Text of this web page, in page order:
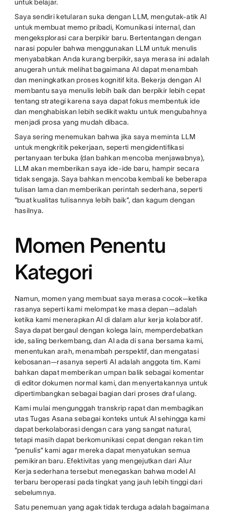
untuk belajar.
Saya sendiri ketularan suka dengan LLM, mengutak-atik AI
untuk membuat memo pribadi, Komunikasi internal, dan
mengeksplorasi cara berpikir baru. Bertentangan dengan
narasi populer bahwa menggunakan LLM untuk menulis
menyababkan Anda kurang berpikir, saya merasa ini adalah
anugerah untuk melihat bagaimana AI dapat menambah
dan meningkatkan proses kognitif kita. Bekerja dengan AI
membantu saya menulis lebih baik dan berpikir lebih cepat
tentang strategi karena saya dapat fokus membentuk ide
dan menghabiskan lebih sedikit waktu untuk mengubahnya
menjadi prosa yang mudah dibaca.
Saya sering menemukan bahwa jika saya meminta LLM
untuk mengkritik pekerjaan, seperti mengidentifikasi
pertanyaan terbuka (dan bahkan mencoba menjawabnya),
LLM akan memberikan saya ide-ide baru, hampir secara
tidak sengaja. Saya bahkan mencoba kembali ke beberapa
tulisan lama dan memberikan perintah sederhana, seperti
“buat kualitas tulisannya lebih baik”, dan kagum dengan
hasilnya.
Momen Penentu
Kategori
Namun, momen yang membuat saya merasa cocok—ketika
rasanya seperti kami melompat ke masa depan—adalah
ketika kami menerapkan AI di dalam alur kerja kolaboratif.
Saya dapat bergaul dengan kolega lain, memperdebatkan
ide, saling berkembang, dan AI ada di sana bersama kami,
menentukan arah, menambah perspektif, dan mengatasi
kebosanan—rasanya seperti AI adalah anggota tim. Kami
bahkan dapat memberikan umpan balik sebagai komentar
di editor dokumen normal kami, dan menyertakannya untuk
dipertimbangkan sebagai bagian dari proses draf ulang.
Kami mulai mengunggah transkrip rapat dan membagikan
utas Tugas Asana sebagai konteks untuk AI sehingga kami
dapat berkolaborasi dengan cara yang sangat natural,
tetapi masih dapat berkomunikasi cepat dengan rekan tim
“penulis” kami agar mereka dapat menyatukan semua
pemikiran baru. Efektivitas yang mengejutkan dari Alur
Kerja sederhana tersebut menegaskan bahwa model AI
terbaru beroperasi pada tingkat yang jauh lebih tinggi dari
sebelumnya.
Satu penemuan yang agak tidak terduga adalah bagaimana